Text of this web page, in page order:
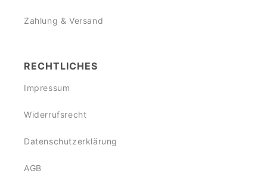
Zahlung & Versand
RECHTLICHES
Impressum
Widerrufsrecht
Datenschutzerklärung
AGB